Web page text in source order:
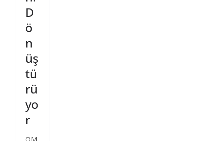
D
ö
n
üş
tü
rü
yo
r